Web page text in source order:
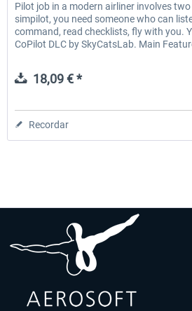
0,00 € *
Pilot job in a modern airliner involves
simpilot, you need someone who can
command, read checklists, fly with you.
CoPilot DLC by SkyCatsLab. Main
18,09 € *
Recordar